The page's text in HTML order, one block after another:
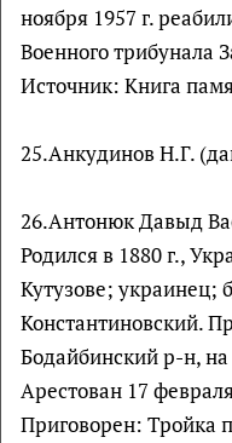
ноября 1957 г.
Военного трибунала
Источник: Книга
25.Анкудинов Н.Г.
26.Антонюк Давыд
Родился в 1880 г.,
Кутузове; украинец;
Константиновский.
Бодайбинский р-н,
Арестован 17
Приговорен: Тройка